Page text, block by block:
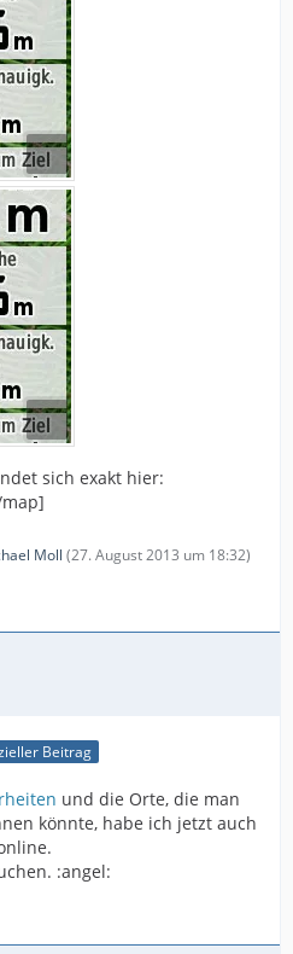
sich exakt hier:
Moll (27. August 2013 um 18:32)
Beitrag
und die Orte, die man
könnte, habe ich jetzt auch
:angel: